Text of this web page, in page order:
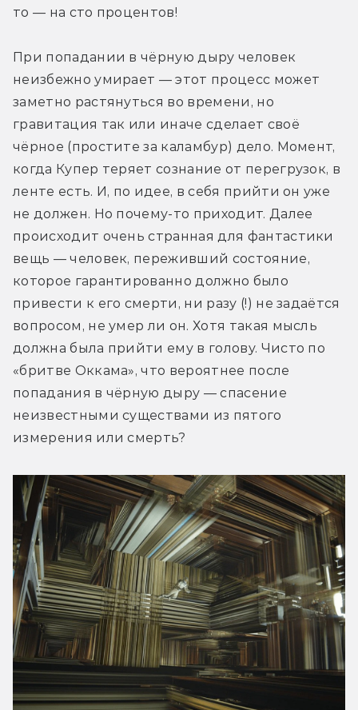
то — на сто процентов!
При попадании в чёрную дыру человек
неизбежно умирает — этот процесс может
заметно растянуться во времени, но
гравитация так или иначе сделает своё
чёрное (простите за каламбур) дело. Момент,
когда Купер теряет сознание от перегрузок, в
ленте есть. И, по идее, в себя прийти он уже
не должен. Но почему-то приходит. Далее
происходит очень странная для фантастики
вещь — человек, переживший состояние,
которое гарантированно должно было
привести к его смерти, ни разу (!) не задаётся
вопросом, не умер ли он. Хотя такая мысль
должна была прийти ему в голову. Чисто по
«бритве Оккама», что вероятнее после
попадания в чёрную дыру — спасение
неизвестными существами из пятого
измерения или смерть?